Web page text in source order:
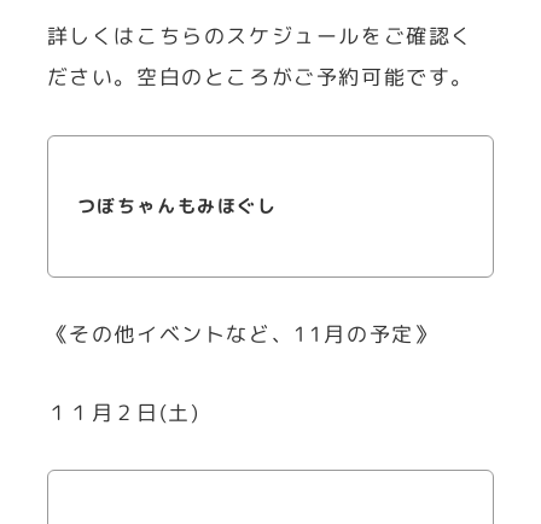
詳しくはこちらのスケジュールをご確認く
ださい。空白のところがご予約可能です。
つぼちゃんもみほぐし
《その他イベントなど、11月の予定》
１１月２日(土)